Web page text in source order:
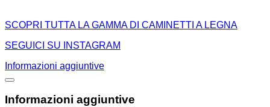
SCOPRI TUTTA LA GAMMA DI CAMINETTI A LEGNA
SEGUICI SU INSTAGRAM
Informazioni aggiuntive
Informazioni aggiuntive